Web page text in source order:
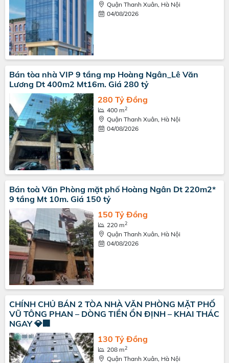
Quận Thanh Xuân, Hà Nội
04/08/2026
Bán tòa nhà VIP 9 tầng mp Hoàng Ngân_Lê Văn
Lương Dt 400m2 Mt16m. Giá 280 tỷ
280 Tỷ Đồng
400 m2
Quận Thanh Xuân, Hà Nội
04/08/2026
Bán toà Văn Phòng mặt phố Hoàng Ngân Dt 220m2*
9 tầng Mt 10m. Giá 150 tỷ
150 Tỷ Đồng
220 m2
Quận Thanh Xuân, Hà Nội
04/08/2026
CHÍNH CHỦ BÁN 2 TÒA NHÀ VĂN PHÒNG MẶT PHỐ
VŨ TÔNG PHAN – DÒNG TIỀN ỔN ĐỊNH – KHAI THÁC
NGAY 💎🏢
130 Tỷ Đồng
208 m2
Quận Thanh Xuân, Hà Nội